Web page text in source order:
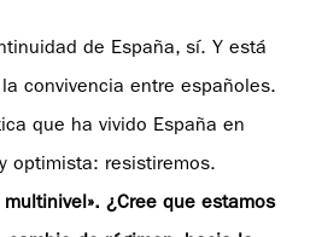
de España, sí. Y está
convivencia entre españoles.
que ha vivido España en
optimista: resistiremos.
multinivel». ¿Cree que estamos